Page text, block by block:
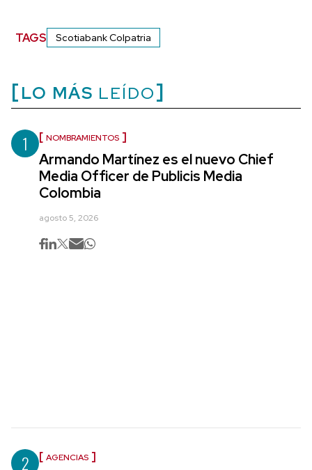
TAGS Scotiabank Colpatria
LO MÁS LEÍDO
1 NOMBRAMIENTOS
Armando Martínez es el nuevo Chief
Media Officer de Publicis Media
Colombia
agosto 5, 2026
2 AGENCIAS